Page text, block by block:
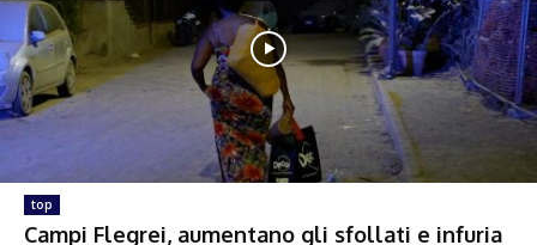
top
Campi Flegrei, aumentano gli sfollati e infuria